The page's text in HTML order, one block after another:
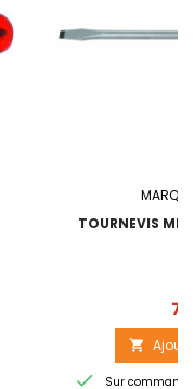
TOURNEVIS

 Sur